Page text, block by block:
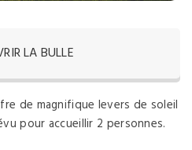
LA BULLE
de magnifique levers de soleil
pour accueillir 2 personnes.